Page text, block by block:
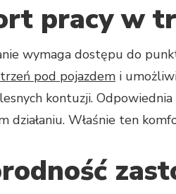
pracy w
wymaga dostępu do
pod pojazdem i
kontuzji.
działaniu. Właśnie ten